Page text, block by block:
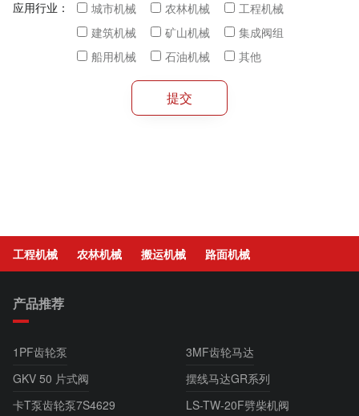
工程机械 农林机械 搬运机械 路面机械
产品推荐
1PF齿轮泵
3MF齿轮马达
GKV 50 片式阀
摆线马达GR系列
卡T泵齿轮泵7S4629
LS-TW-20F劈柴机阀